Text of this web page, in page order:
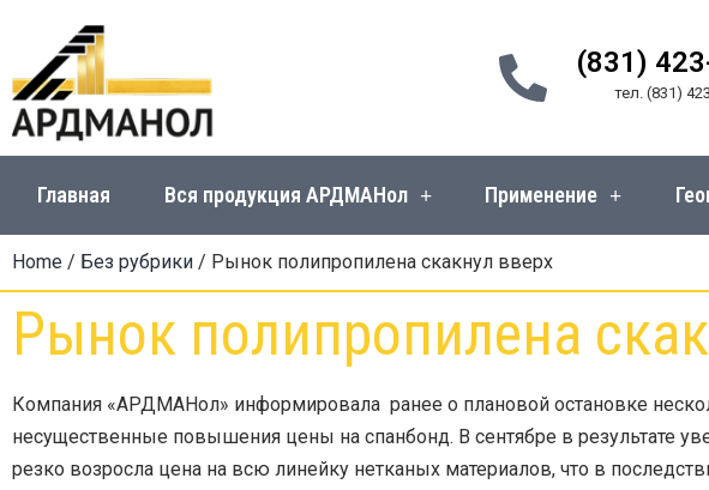
(831)
тел. (831)
Главная Вся продукция АРДМАНол Применение
Home / Без рубрики / Рынок полипропилена скакнул вверх
Рынок полипропилена
Компания «АРДМАНол» информировала ранее о плановой остановке
несущественные повышения цены на спанбонд. В сентябре в результате
резко возросла цена на всю линейку нетканых материалов, что в